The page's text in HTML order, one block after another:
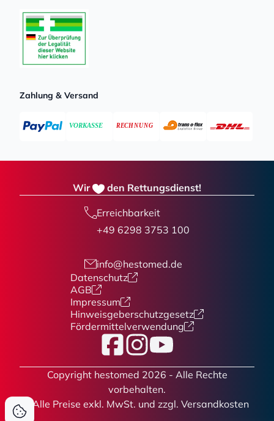
Zahlung & Versand
Wir den Rettungsdienst!
Erreichbarkeit
+49 6298 3753 100
info@hestomed.de
Datenschutz
AGB
Impressum
Hinweisgeberschutzgesetz
Fördermittelverwendung
FacebookInstagram
YouTube
Copyright hestomed 2026 - Alle Rechte
vorbehalten.
* Alle Preise exkl. MwSt. und zzgl. Versandkosten